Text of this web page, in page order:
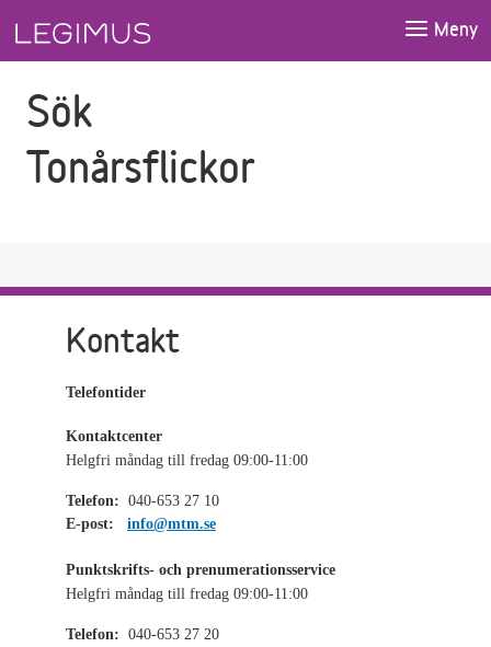
Meny
Sök
Tonårsflickor
Kontakt
Telefontider
Kontaktcenter
Helgfri måndag till fredag 09:00-11:00
Telefon: 040-653 27 10
E-post:
info@mtm.se
Punktskrifts- och prenumerationsservice
Helgfri måndag till fredag 09:00-11:00
Telefon: 040-653 27 20